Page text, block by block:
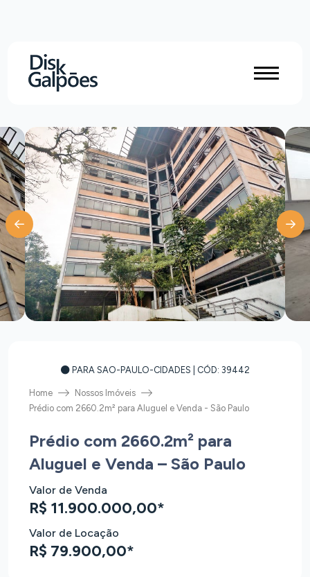
PARA SAO-PAULO-CIDADES | CÓD: 39442
Home
Nossos Imóveis
Prédio com 2660.2m² para Aluguel e Venda - São Paulo
Prédio com 2660.2m² para
Aluguel e Venda – São Paulo
Valor de Venda
R$ 11.900.000,00*
Valor de Locação
R$ 79.900,00*